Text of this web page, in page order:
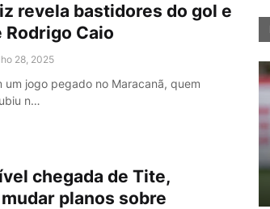
revela bastidores do gol e
Caio
28, 2025
um jogo pegado no Maracanã, quem
n…
chegada de Tite,
planos sobre